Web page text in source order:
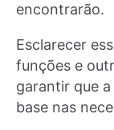
encontrarão.
Esclarecer
funções e
garantir que
base nas